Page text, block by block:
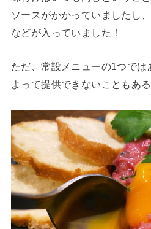
ソースがかかっていましたし
などが入っていました！
ただ、常設メニューの1つでは
よって提供できないこともあ